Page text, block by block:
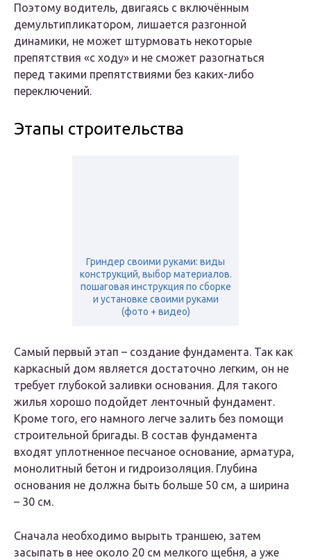
Поэтому водитель, двигаясь с включённым
демультипликатором, лишается разгонной
динамики, не может штурмовать некоторые
препятствия «с ходу» и не сможет разогнаться
перед такими препятствиями без каких-либо
переключений.
Этапы строительства
Гриндер своими руками: виды
конструкций, выбор материалов.
пошаговая инструкция по сборке
и установке своими руками
(фото + видео)
Самый первый этап – создание фундамента. Так как
каркасный дом является достаточно легким, он не
требует глубокой заливки основания. Для такого
жилья хорошо подойдет ленточный фундамент.
Кроме того, его намного легче залить без помощи
строительной бригады. В состав фундамента
входят уплотненное песчаное основание, арматура,
монолитный бетон и гидроизоляция. Глубина
основания не должна быть больше 50 см, а ширина
– 30 см.
Сначала необходимо вырыть траншею, затем
засыпать в нее около 20 см мелкого щебня, а уже